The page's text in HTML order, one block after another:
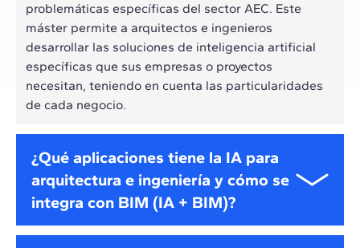
problemáticas específicas del sector AEC. Este
máster permite a arquitectos e ingenieros
desarrollar las soluciones de inteligencia artificial
específicas que sus empresas o proyectos
necesitan, teniendo en cuenta las particularidades
de cada negocio.
¿Qué aplicaciones tiene la IA para
arquitectura e ingeniería y cómo se
integra con BIM (IA + BIM)?